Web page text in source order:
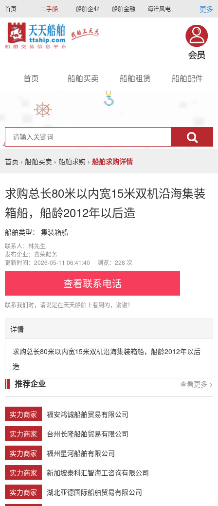
首页 二手船 船舶企业 船舶金融 海洋风电
船员招聘 船员联盟
更多
首页 船舶买卖 船舶租赁 船舶配件
首页 › 船舶买卖 › 船舶求购 › 船舶求购详情
求购总长80米以内宽15米双机沿海集装
箱船，船龄2012年以后造
船舶类型： 集装箱船
联系人：林先生
发布企业：鑫荣船务
更新时间：2026-05-11 06:41:40 浏览：228 次
查看联系电话
联系我们时，请说是在天天船舶上看到的，谢谢！
详情
求购总长80米以内宽15米双机沿海集装箱船，船龄2012年以后
造
推荐企业 查看更多 >
实力商家
福安鸿诚船舶贸易有限公司
实力商家
台州长隆船舶贸易有限公司
实力商家
福州星河船舶有限公司
实力商家
新加坡泰科汇智海工咨询有限公司
实力商家
湖北亚德国际船舶贸易有限公司